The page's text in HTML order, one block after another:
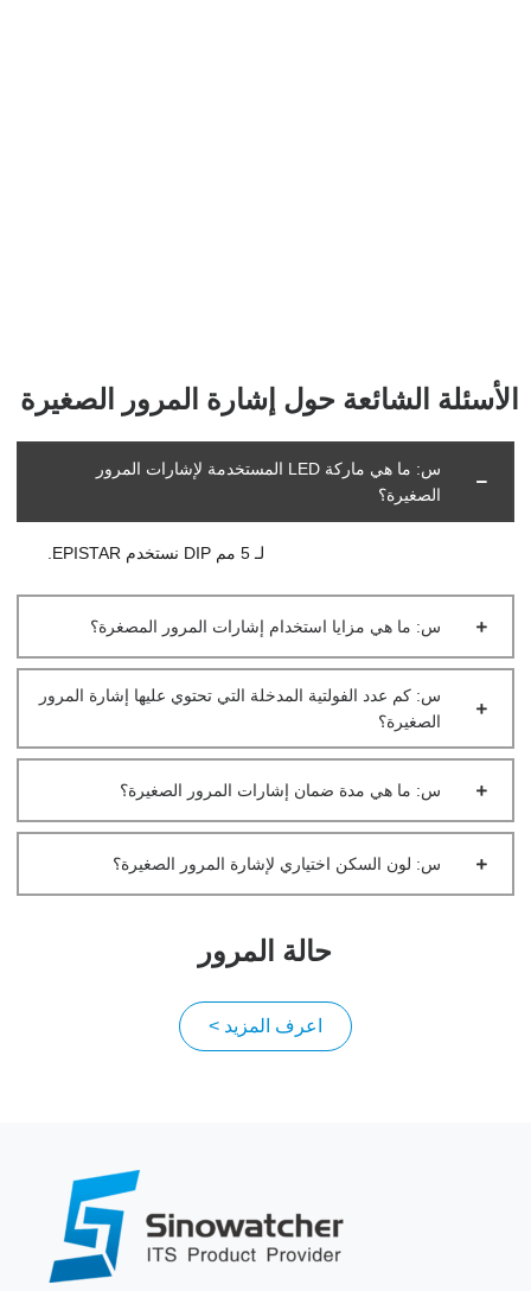
الأسئلة الشائعة حول إشارة المرور الصغيرة
س: ما هي ماركة LED المستخدمة لإشارات المرور
الصغيرة؟
لـ 5 مم DIP نستخدم EPISTAR.
س: ما هي مزايا استخدام إشارات المرور المصغرة؟
س: كم عدد الفولتية المدخلة التي تحتوي عليها إشارة المرور
الصغيرة؟
س: ما هي مدة ضمان إشارات المرور الصغيرة؟
س: لون السكن اختياري لإشارة المرور الصغيرة؟
حالة المرور
اعرف المزيد >